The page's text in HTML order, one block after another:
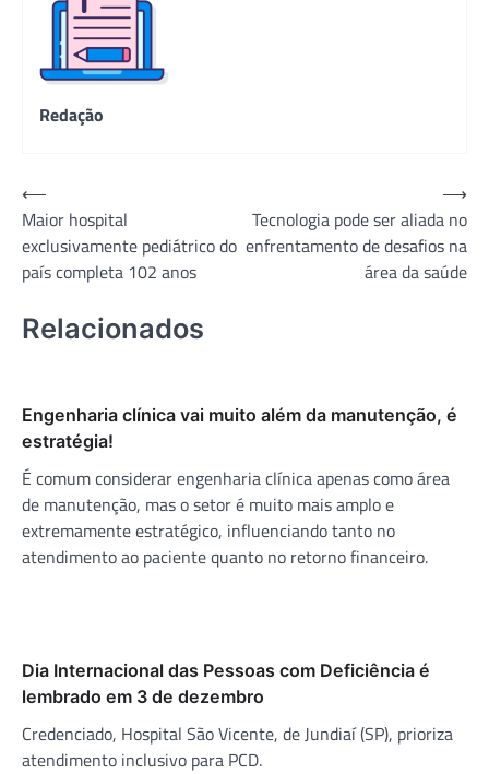
Redação
Navegação
de
Post
⟵
Maior hospital
exclusivamente pediátrico do
país completa 102 anos
Tecnologia pode ser aliada no
enfrentamento de desafios na
área da saúde
⟶
Relacionados
Engenharia clínica vai muito além da manutenção, é
estratégia!
É comum considerar engenharia clínica apenas como área
de manutenção, mas o setor é muito mais amplo e
extremamente estratégico, influenciando tanto no
atendimento ao paciente quanto no retorno financeiro.
Dia Internacional das Pessoas com Deficiência é
lembrado em 3 de dezembro
Credenciado, Hospital São Vicente, de Jundiaí (SP), prioriza
atendimento inclusivo para PCD.